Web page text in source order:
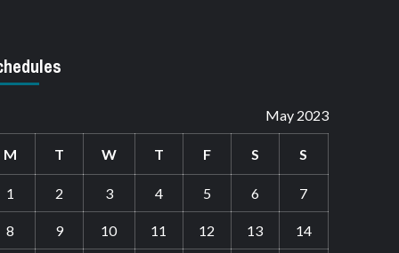
May 2023
M T W T F S S
1 2 3 4 5 6 7
8 9 10 11 12 13 14